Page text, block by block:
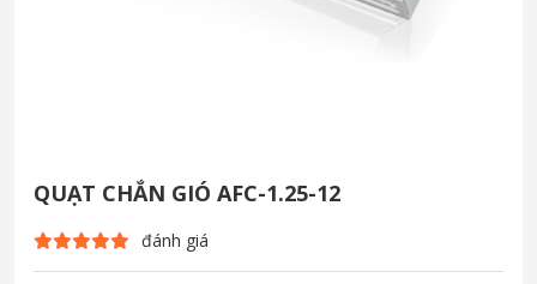
QUẠT CHẮN GIÓ AFC-1.25-12
đánh giá